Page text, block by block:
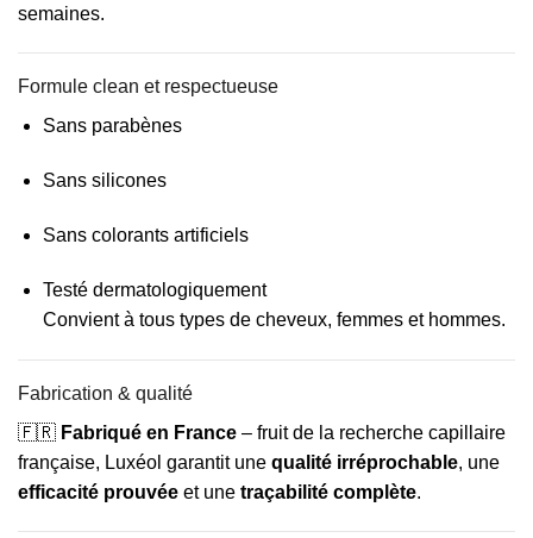
semaines.
Formule clean et respectueuse
Sans parabènes
Sans silicones
Sans colorants artificiels
Testé dermatologiquement
Convient à tous types de cheveux, femmes et hommes.
Fabrication & qualité
🇫🇷 Fabriqué en France – fruit de la recherche capillaire
française, Luxéol garantit une qualité irréprochable, une
efficacité prouvée et une traçabilité complète.